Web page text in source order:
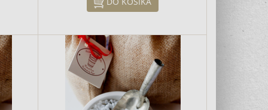
kožných problémov, akné a
schopnosť absorbovať vlhkosť,
vďaka čomu je následne pokožka
svieža a pružná.